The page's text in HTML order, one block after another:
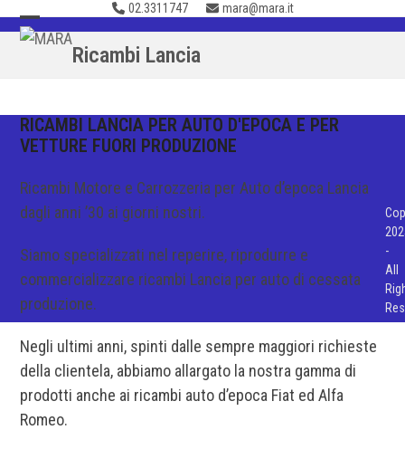
Skip
to
02.3311747 mara@mara.it
Open
Close
Ricambi Lancia
RICAMBI LANCIA PER AUTO D'EPOCA E PER
VETTURE FUORI PRODUZIONE
Ricambi Motore e Carrozzeria per Auto d’epoca Lancia
dagli anni ’30 ai giorni nostri.
Siamo specializzati nel reperire, riprodurre e
commercializzare ricambi Lancia per auto di cessata
produzione.
Negli ultimi anni, spinti dalle sempre maggiori richieste
della clientela, abbiamo allargato la nostra gamma di
prodotti anche ai ricambi auto d’epoca Fiat ed Alfa
Romeo.
-
All